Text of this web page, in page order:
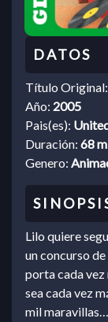
Título Original:
Año: 2005
Pais(es):
Duración: 68
Genero:
Lilo quiere
un concurso
porta cada vez
sea cada vez
mil